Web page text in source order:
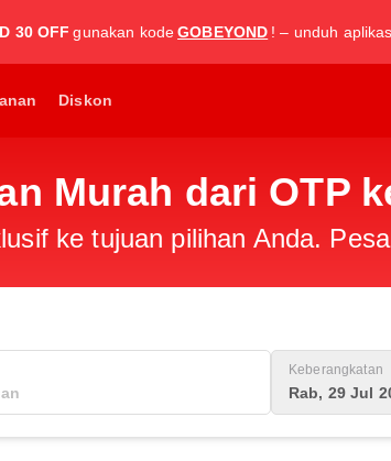
30 OFF gunakan kodeGOBEYOND ! – unduh
Diskon
Murah dari OTP
ke tujuan pilihan Anda.
Keberangkatan
Rab, 29 Jul